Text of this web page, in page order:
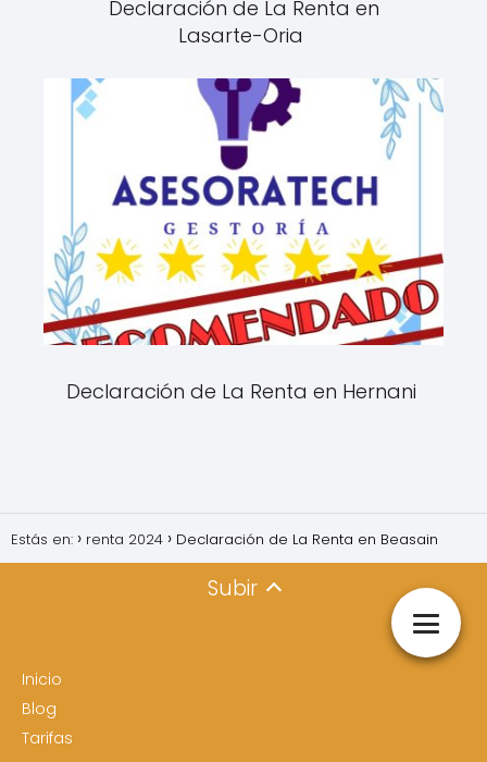
Declaración de La Renta en
Lasarte-Oria
Declaración de La Renta en Hernani
Estás en: renta 2024 Declaración de La Renta en Beasain
Subir
Inicio
Blog
Tarifas